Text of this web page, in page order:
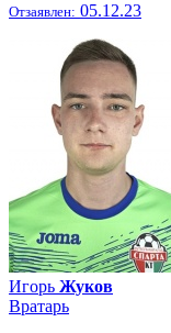
Отзаявлен: 05.12.23
Игорь Жуков
Вратарь